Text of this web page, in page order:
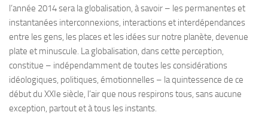
l’année 2014 sera la globalisation, à savoir – les permanentes et
instantanées interconnexions, interactions et interdépendances
entre les gens, les places et les idées sur notre planète, devenue
plate et minuscule. La globalisation, dans cette perception,
constitue – indépendamment de toutes les considérations
idéologiques, politiques, émotionnelles – la quintessence de ce
début du XXIe siècle, l’air que nous respirons tous, sans aucune
exception, partout et à tous les instants.